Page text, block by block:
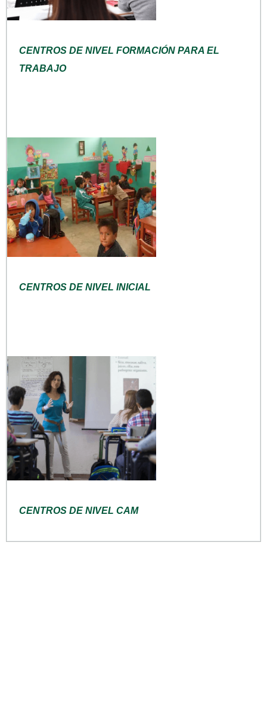
CENTROS DE NIVEL FORMACIÓN PARA EL
TRABAJO
CENTROS DE NIVEL INICIAL
CENTROS DE NIVEL CAM